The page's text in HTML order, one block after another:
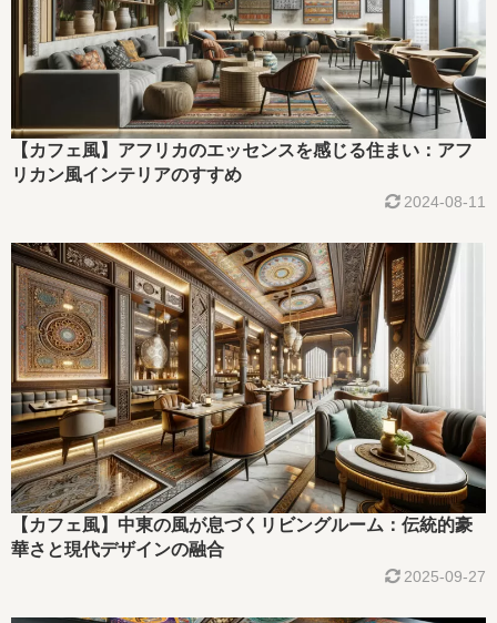
【カフェ風】アフリカのエッセンスを感じる住まい：アフ
リカン風インテリアのすすめ
2024-08-11
【カフェ風】中東の風が息づくリビングルーム：伝統的豪
華さと現代デザインの融合
2025-09-27